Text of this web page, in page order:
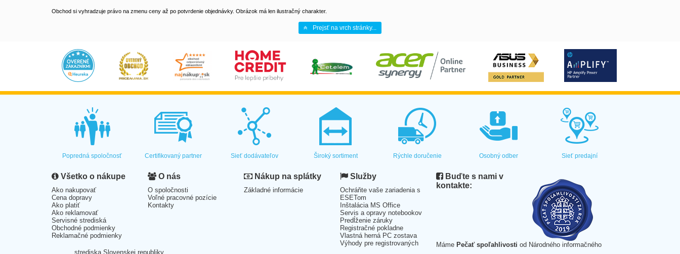
Obchod si vyhradzuje právo na zmenu ceny až po potvrdenie objednávky. Obrázok má len ilustračný charakter.
Prejsť na vrch stránky...
Popredná spoločnosť Certifikovaný partner Sieť dodávateľov Široký sortiment Rýchle doručenie Osobný odber Sieť predajní
Všetko o nákupe
Ako nakupovať
Cena dopravy
Ako platiť
Ako reklamovať
Servisné strediská
Obchodné podmienky
Reklamačné podmienky
O nás
O spoločnosti
Voľné pracovné pozície
Kontakty
Nákup na splátky
Základné informácie
Služby
Ochráňte vaše zariadenia s
ESETom
Inštalácia MS Office
Servis a opravy notebookov
Predĺženie záruky
Registračné pokladne
Vlastná herná PC zostava
Výhody pre registrovaných
Buďte s nami v
kontakte:
Máme Pečať spoľahlivosti od Národného informačného
strediska Slovenskej republiky